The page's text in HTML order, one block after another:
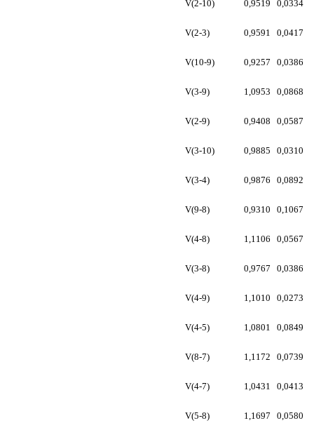
V(2-10) 0,9519 0,0334
V(2-3) 0,9591 0,0417
V(10-9) 0,9257 0,0386
V(3-9) 1,0953 0,0868
V(2-9) 0,9408 0,0587
V(3-10) 0,9885 0,0310
V(3-4) 0,9876 0,0892
V(9-8) 0,9310 0,1067
V(4-8) 1,1106 0,0567
V(3-8) 0,9767 0,0386
V(4-9) 1,1010 0,0273
V(4-5) 1,0801 0,0849
V(8-7) 1,1172 0,0739
V(4-7) 1,0431 0,0413
V(5-8) 1,1697 0,0580